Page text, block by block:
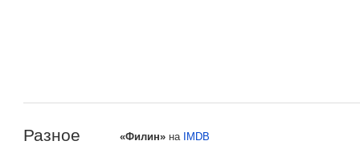
Разное «Филин» на IMDB